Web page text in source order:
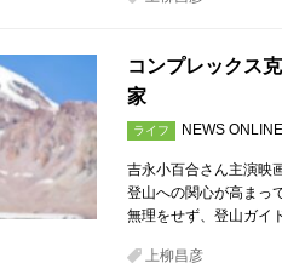
コンプレックス
家
ライフ NEWS
吉永小百合さん主演映
登山への関心が高まっ
無理をせず、登山ガイ
上柳昌彦